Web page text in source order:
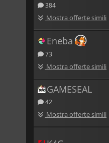
384
Mostra offerte simili
Eneba
73
Mostra offerte simili
GAMESEAL
42
Mostra offerte simili